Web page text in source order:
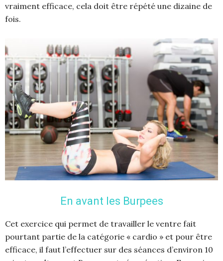
vraiment efficace, cela doit être répété une dizaine de
fois.
En avant les Burpees
Cet exercice qui permet de travailler le ventre fait
pourtant partie de la catégorie « cardio » et pour être
efficace, il faut l’effectuer sur des séances d’environ 10